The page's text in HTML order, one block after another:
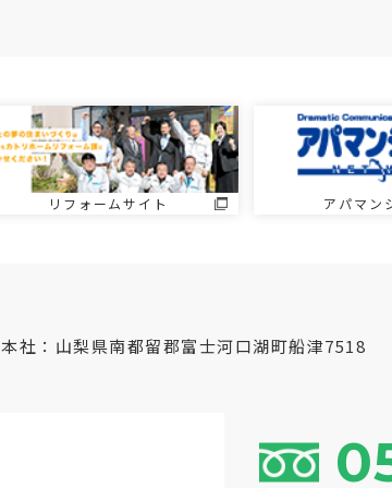
リフォームサイト アパマン
本社：山梨県南都留郡富士河口湖町船津7518